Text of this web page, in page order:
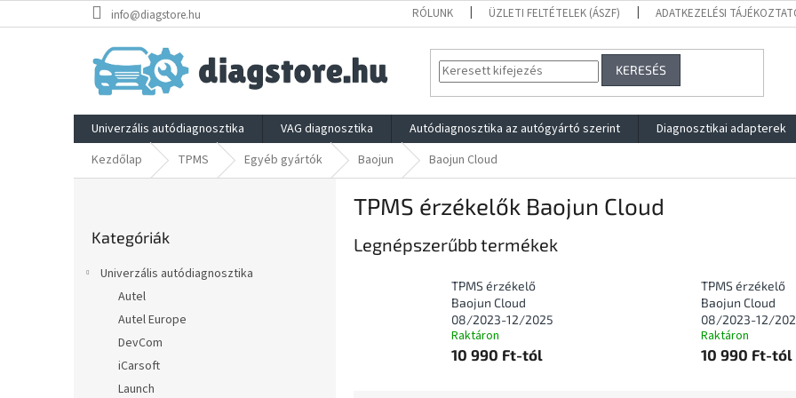
a
info@diagstore.hu RÓLUNK ÜZLETI FELTÉTELEK (ÁSZF) ADATKEZELÉSI
KERESÉS
Univerzális autódiagnosztika VAG diagnosztika Autódiagnosztika az autógyártó szerint Diagnosztikai adapterek
Kezdőlap
TPMS Egyéb gyártók Baojun Baojun Cloud
átugrása
Kategóriák
Univerzális autódiagnosztika
Autel
Autel Europe
DevCom
iCarsoft
Launch
TPMS érzékelők Baojun Cloud
Legnépszerűbb termékek
TPMS érzékelő
Baojun Cloud
08/2023-12/2025
Raktáron
10 990 Ft-tól
TPMS érzékelő
Baojun Cloud
08/2023-12/
Raktáron
10 990 Ft-tól